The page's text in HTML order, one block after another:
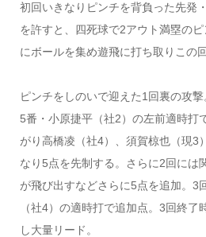
初回いきなりピンチを背負った先発
を許すと、四死球で2アウト満塁の
にボールを集め遊飛に打ち取りこの
ピンチをしのいで迎えた1回裏の攻
5番・小原捷平（社2）の左前適時打
がり高橋凌（社4）、須賀椋也（現3
なり5点を先制する。さらに2回には
が飛び出すなどさらに5点を追加。3
（社4）の適時打で追加点。3回終
し大量リード。